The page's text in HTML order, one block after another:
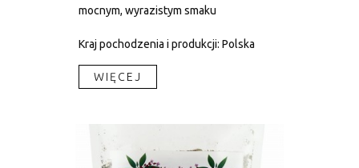
mocnym, wyrazistym smaku
Kraj pochodzenia i produkcji: Polska
WIĘCEJ​